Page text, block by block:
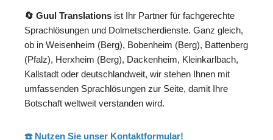
🔄 Guul Translations ist Ihr Partner für fachgerechte
Sprachlösungen und Dolmetscherdienste. Ganz gleich,
ob in Weisenheim (Berg), Bobenheim (Berg), Battenberg
(Pfalz), Herxheim (Berg), Dackenheim, Kleinkarlbach,
Kallstadt oder deutschlandweit, wir stehen Ihnen mit
umfassenden Sprachlösungen zur Seite, damit Ihre
Botschaft weltweit verstanden wird.
☎️ Nutzen Sie unser Kontaktformular!